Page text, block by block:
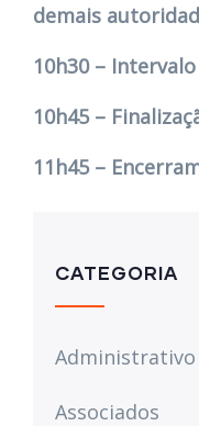
demais
10h30 – Intervalo
10h45 –
11h45 –
CATEGORIA
Administrativo
Associados